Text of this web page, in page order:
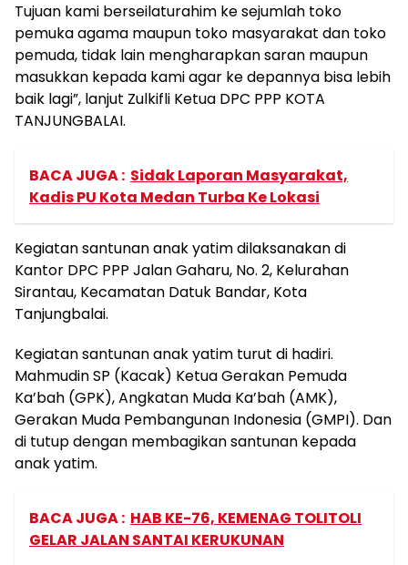
Tujuan kami berseilaturahim ke sejumlah toko
pemuka agama maupun toko masyarakat dan toko
pemuda, tidak lain mengharapkan saran maupun
masukkan kepada kami agar ke depannya bisa lebih
baik lagi”, lanjut Zulkifli Ketua DPC PPP KOTA
TANJUNGBALAI.
BACA JUGA : Sidak Laporan Masyarakat,
Kadis PU Kota Medan Turba Ke Lokasi
Kegiatan santunan anak yatim dilaksanakan di
Kantor DPC PPP Jalan Gaharu, No. 2, Kelurahan
Sirantau, Kecamatan Datuk Bandar, Kota
Tanjungbalai.
Kegiatan santunan anak yatim turut di hadiri.
Mahmudin SP (Kacak) Ketua Gerakan Pemuda
Ka’bah (GPK), Angkatan Muda Ka’bah (AMK),
Gerakan Muda Pembangunan Indonesia (GMPI). Dan
di tutup dengan membagikan santunan kepada
anak yatim.
BACA JUGA : HAB KE-76, KEMENAG TOLITOLI
GELAR JALAN SANTAI KERUKUNAN